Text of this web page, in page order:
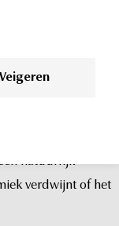
natuurlijk
verdwijnt of het